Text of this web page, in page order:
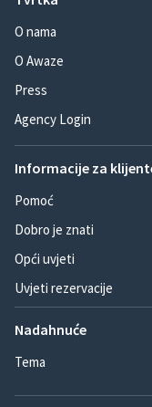
O nama
O Awaze
Press
Agency Login
Informacije za
Pomoć
Dobro je znati
Opći uvjeti
Uvjeti rezervacije
Nadahnuće
Tema